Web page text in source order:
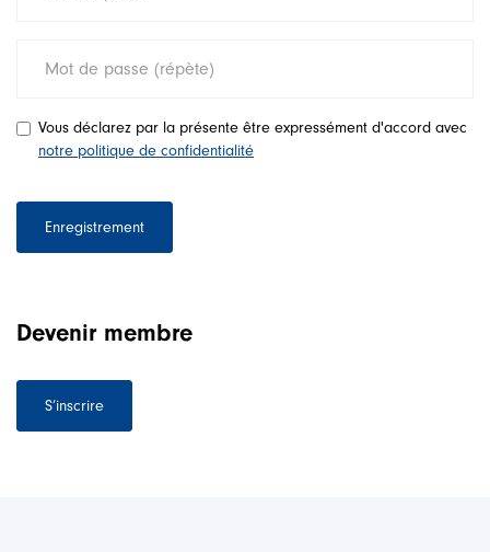
Vous déclarez par la présente être expressément d'accord avec
notre politique de confidentialité
Enregistrement
Devenir membre
S’inscrire